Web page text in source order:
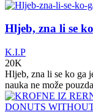
Hljeb, zna li se
K.I.P
20K
Hljeb, zna li se ko ga
nauka ne može